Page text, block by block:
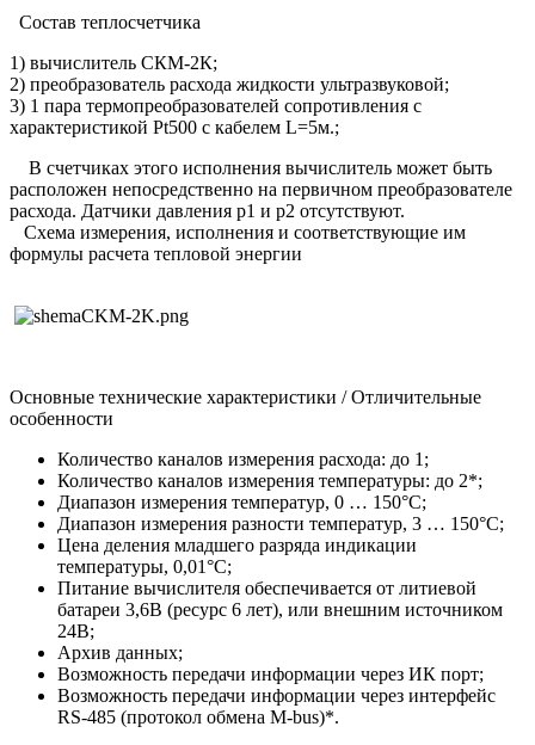
Состав теплосчетчика
1) вычислитель СКМ-2К;
2) преобразователь расхода жидкости ультразвуковой;
3) 1 пара термопреобразователей сопротивления с
характеристикой Pt500 с кабелем L=5м.;
В счетчиках этого исполнения вычислитель может быть
расположен непосредственно на первичном преобразователе
расхода. Датчики давления p1 и p2 отсутствуют.
Схема измерения, исполнения и соответствующие им
формулы расчета тепловой энергии
Основные технические характеристики / Отличительные
особенности
Количество каналов измерения расхода: до 1;
Количество каналов измерения температуры: до 2*;
Диапазон измерения температур, 0 … 150°С;
Диапазон измерения разности температур, 3 … 150°С;
Цена деления младшего разряда индикации
температуры, 0,01°С;
Питание вычислителя обеспечивается от литиевой
батареи 3,6В (ресурс 6 лет), или внешним источником
24В;
Архив данных;
Возможность передачи информации через ИК порт;
Возможность передачи информации через интерфейс
RS-485 (протокол обмена M-bus)*.